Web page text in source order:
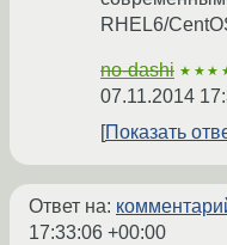
RHEL6/
no-dashi
07.11.2014
Показать
Ответ на:
17:33:06 +00:00